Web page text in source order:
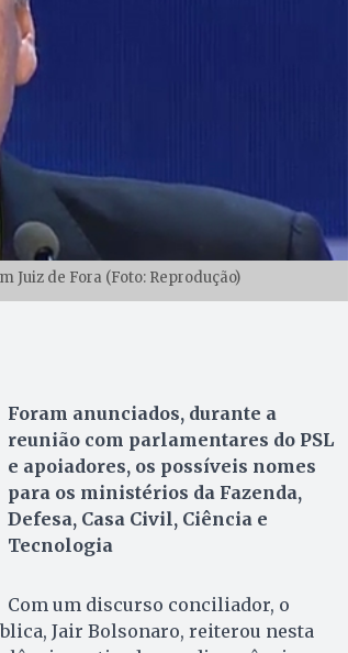
Juiz de Fora (Foto: Reprodução)
Foram anunciados, durante a
reunião com parlamentares do PSL
e apoiadores, os possíveis nomes
para os ministérios da Fazenda,
Defesa, Casa Civil, Ciência e
Tecnologia
Com um discurso conciliador, o
Jair Bolsonaro, reiterou nesta